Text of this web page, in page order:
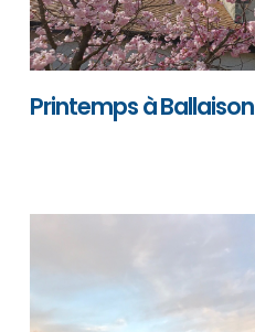
Printemps à Ballaison